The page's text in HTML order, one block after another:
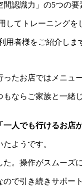
認識力」の5つの要
てトレーニングを
用者様をご紹介しま
たお店ではメニュ
ならご家族と一
「一人でも行けるお店
ようです。
。操作がスムーズ
で引き続きサポー